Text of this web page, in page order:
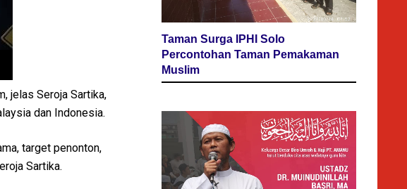
jelas Seroja Sartika,
dan Indonesia.
target penonton,
Sartika.
Taman Surga IPHI Solo
Percontohan Taman Pemakaman
Muslim